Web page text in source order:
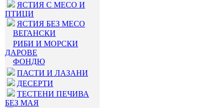
ЯСТИЯ С МЕСО И
ПТИЦИ
ЯСТИЯ БЕЗ МЕСО
ВЕГАНСКИ
РИБИ И МОРСКИ
ДАРОВЕ
ФОНДЮ
ПАСТИ И ЛАЗАНИ
ДЕСЕРТИ
ТЕСТЕНИ ПЕЧИВА
БЕЗ МАЯ